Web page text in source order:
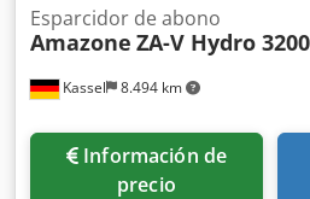
Kassel 8.494 km
Esparcidor de abono
Amazone ZA-V Hydro
Información de
precio